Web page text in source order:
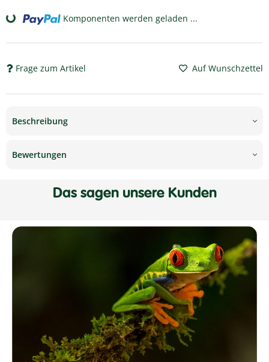
Loading... Komponenten werden geladen ...
Frage zum Artikel Auf Wunschzettel
Beschreibung
Bewertungen
Das sagen unsere Kunden